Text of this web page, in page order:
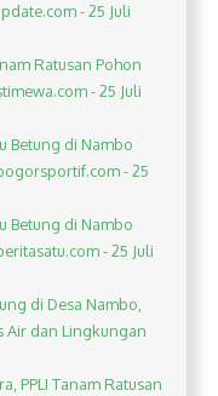
- 25 Juli
Ratusan Pohon
- 25 Juli
Betung di Nambo
- 25
Betung di Nambo
- 25 Juli
di Desa Nambo,
Air dan Lingkungan
PPLI Tanam Ratusan